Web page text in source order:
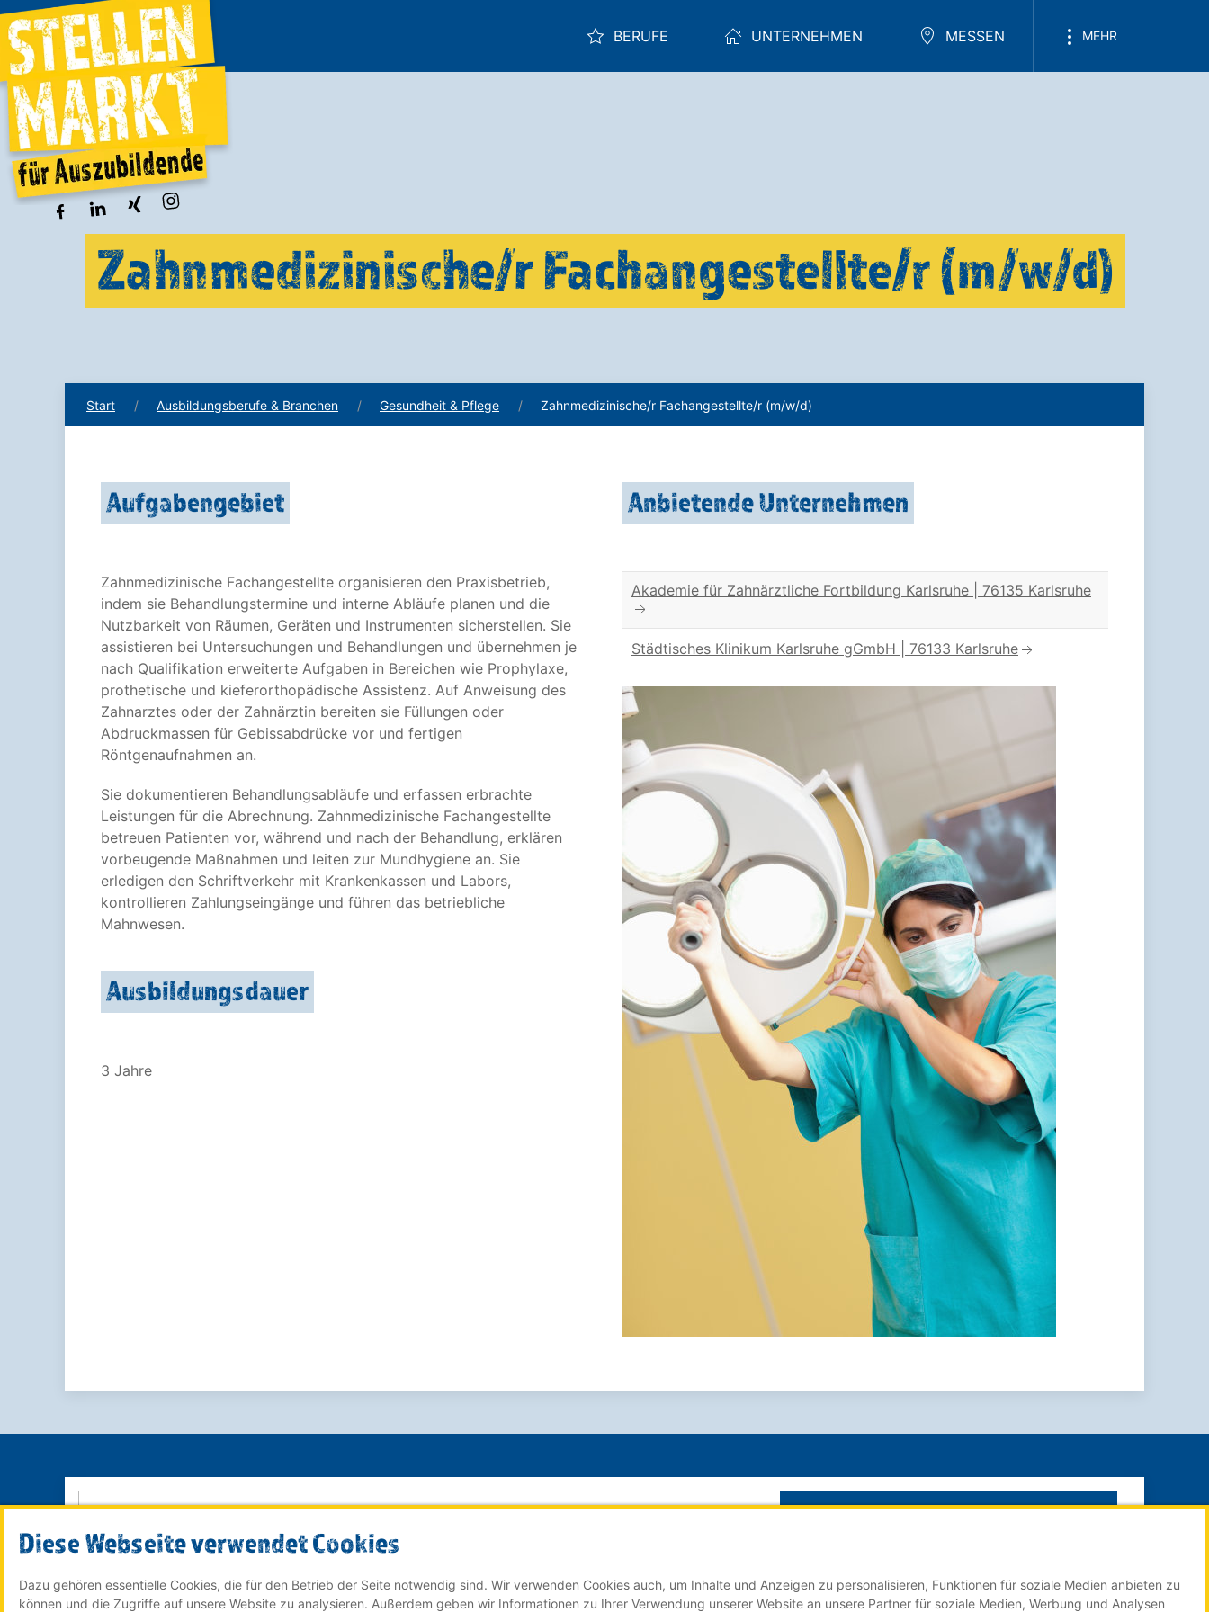
BERUFE UNTERNEHMEN MESSEN MEHR
Zahnmedizinische/r Fachangestellte/r (m/w/d)
Start Ausbildungsberufe & Branchen Gesundheit & Pflege Zahnmedizinische/r Fachangestellte/r (m/w/d)
Aufgabengebiet
Zahnmedizinische Fachangestellte organisieren den Praxisbetrieb,
indem sie Behandlungstermine und interne Abläufe planen und die
Nutzbarkeit von Räumen, Geräten und Instrumenten sicherstellen. Sie
assistieren bei Untersuchungen und Behandlungen und übernehmen je
nach Qualifikation erweiterte Aufgaben in Bereichen wie Prophylaxe,
prothetische und kieferorthopädische Assistenz. Auf Anweisung des
Zahnarztes oder der Zahnärztin bereiten sie Füllungen oder
Abdruckmassen für Gebissabdrücke vor und fertigen
Röntgenaufnahmen an.
Sie dokumentieren Behandlungsabläufe und erfassen erbrachte
Leistungen für die Abrechnung. Zahnmedizinische Fachangestellte
betreuen Patienten vor, während und nach der Behandlung, erklären
vorbeugende Maßnahmen und leiten zur Mundhygiene an. Sie
erledigen den Schriftverkehr mit Krankenkassen und Labors,
kontrollieren Zahlungseingänge und führen das betriebliche
Mahnwesen.
Ausbildungsdauer
3 Jahre
Anbietende Unternehmen
Akademie für Zahnärztliche Fortbildung Karlsruhe | 76135 Karlsruhe
Städtisches Klinikum Karlsruhe gGmbH | 76133 Karlsruhe
© 2022 Röser MEDIA GmbH & Co. KG - ein Unternehmen
Der Stellenmarkt für Auszubildende online auf: Impressum
Diese Webseite verwendet Cookies
Dazu gehören essentielle Cookies, die für den Betrieb der Seite notwendig sind. Wir verwenden Cookies auch, um Inhalte und Anzeigen zu personalisieren, Funktionen für soziale Medien anbieten zu
können und die Zugriffe auf unsere Website zu analysieren. Außerdem geben wir Informationen zu Ihrer Verwendung unserer Website an unsere Partner für soziale Medien, Werbung und Analysen